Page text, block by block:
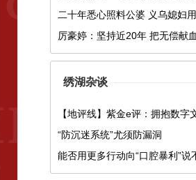
大爷一个箭步冲了上去……
二十年悉心照料公婆 义乌媳妇
前有“孝媳”
厉豪婷：坚持近20年 把无偿献
绣湖杂谈
【地评线】紫金e评：拥抱数字
间命运共同体更紧密
“防沉迷系统”尤须防漏洞
能否用更多行动向“口腔暴利”说